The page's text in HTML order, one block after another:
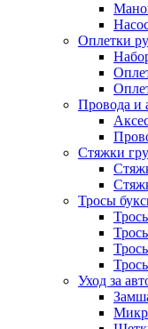
Оплетки
Провода и
Стяжки
Тросы
Уход за